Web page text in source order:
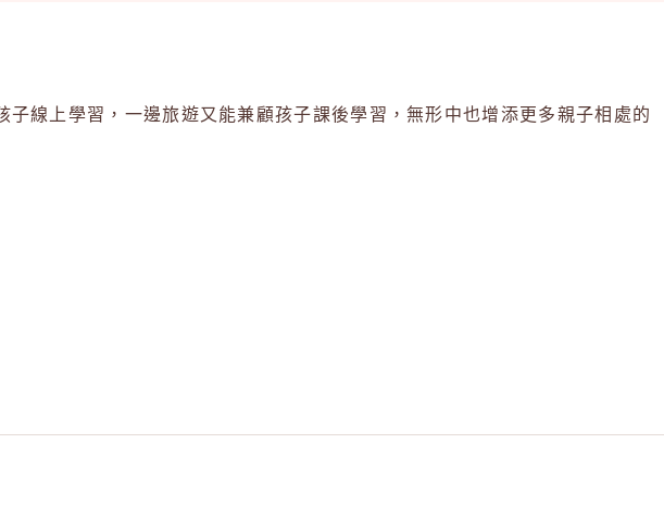
線上學習，一邊旅遊又能兼顧孩子課後學習，無形中也增添更多親子相處的